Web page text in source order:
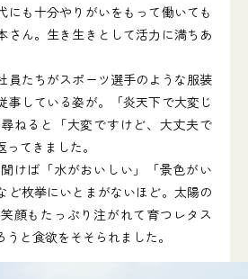
にも十分やりがいをもって働いても
さん。生き生きとして活力に満ちあ
員たちがスポーツ選手のような服装
事している姿が。「炎天下で大変じ
ねると「大変ですけど、大丈夫で
てきました。
けば「水がおいしい」「景色がい
ど枚挙にいとまがないほど。太陽の
顔もたっぷり注がれて育つレタス
と食欲をそそられました。